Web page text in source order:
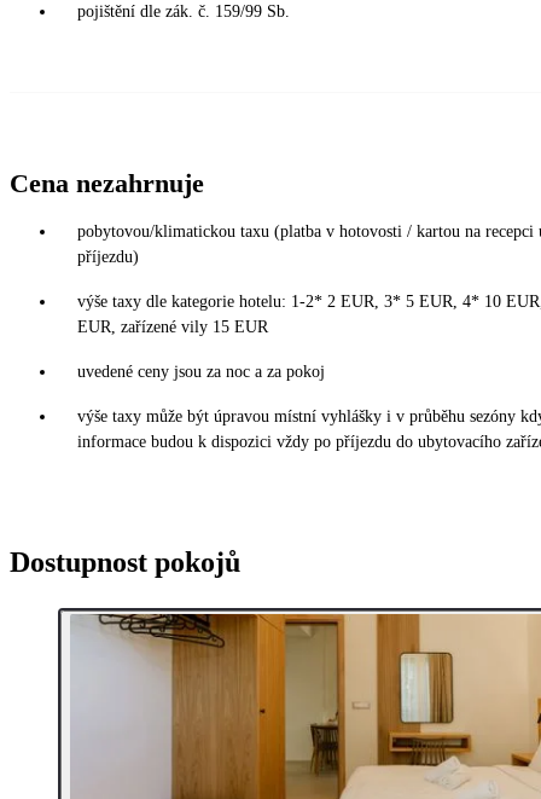
pojištění dle zák. č. 159/99 Sb.
Cena nezahrnuje
pobytovou/klimatickou taxu (platba v hotovosti / kartou na
příjezdu)
výše taxy dle kategorie hotelu: 1-2* 2 EUR, 3* 5 EUR, 4* 10
EUR, zařízené vily 15 EUR
uvedené ceny jsou za noc a za pokoj
výše taxy může být úpravou místní vyhlášky i v průběhu sezóny
informace budou k dispozici vždy po příjezdu do ubytovacího
Dostupnost pokojů